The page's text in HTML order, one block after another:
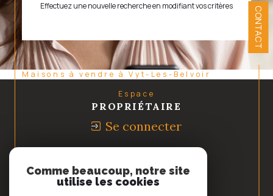
CONTACT
Effectuez une nouvelle recherche en modifiant vos critères
Maisons à vendre à Vyt-Les-Belvoir
Espace
PROPRIÉTAIRE
Se connecter
ADHÉRONS
Comme beaucoup, notre site
utilise les cookies